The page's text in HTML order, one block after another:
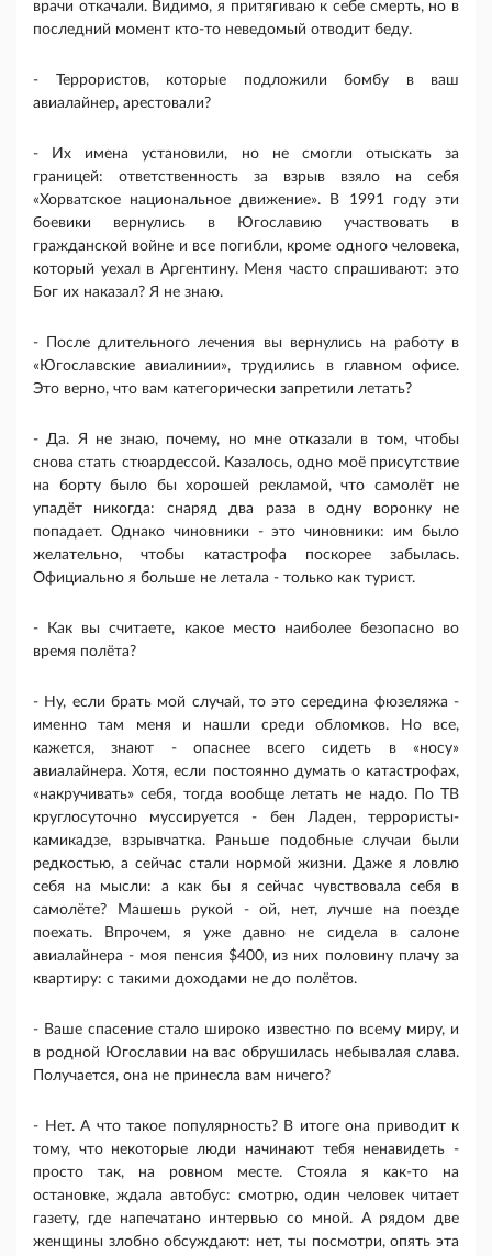
врачи откачали. Видимо, я притягиваю к себе смерть, но в
последний момент кто-то неведомый отводит беду.
- Террористов, которые подложили бомбу в ваш
авиалайнер, арестовали?
- Их имена установили, но не смогли отыскать за
границей: ответственность за взрыв взяло на себя
«Хорватское национальное движение». В 1991 году эти
боевики вернулись в Югославию участвовать в
гражданской войне и все погибли, кроме одного человека,
который уехал в Аргентину. Меня часто спрашивают: это
Бог их наказал? Я не знаю.
- После длительного лечения вы вернулись на работу в
«Югославские авиалинии», трудились в главном офисе.
Это верно, что вам категорически запретили летать?
- Да. Я не знаю, почему, но мне отказали в том, чтобы
снова стать стюардессой. Казалось, одно моё присутствие
на борту было бы хорошей рекламой, что самолёт не
упадёт никогда: снаряд два раза в одну воронку не
попадает. Однако чиновники - это чиновники: им было
желательно, чтобы катастрофа поскорее забылась.
Официально я больше не летала - только как турист.
- Как вы считаете, какое место наиболее безопасно во
время полёта?
- Ну, если брать мой случай, то это середина фюзеляжа -
именно там меня и нашли среди обломков. Но все,
кажется, знают - опаснее всего сидеть в «носу»
авиалайнера. Хотя, если постоянно думать о катастрофах,
«накручивать» себя, тогда вообще летать не надо. По ТВ
круглосуточно муссируется - бен Ладен, террористы-
камикадзе, взрывчатка. Раньше подобные случаи были
редкостью, а сейчас стали нормой жизни. Даже я ловлю
себя на мысли: а как бы я сейчас чувствовала себя в
самолёте? Машешь рукой - ой, нет, лучше на поезде
поехать. Впрочем, я уже давно не сидела в салоне
авиалайнера - моя пенсия $400, из них половину плачу за
квартиру: с такими доходами не до полётов.
- Ваше спасение стало широко известно по всему миру, и
в родной Югославии на вас обрушилась небывалая слава.
Получается, она не принесла вам ничего?
- Нет. А что такое популярность? В итоге она приводит к
тому, что некоторые люди начинают тебя ненавидеть -
просто так, на ровном месте. Стояла я как-то на
остановке, ждала автобус: смотрю, один человек читает
газету, где напечатано интервью со мной. А рядом две
женщины злобно обсуждают: нет, ты посмотри, опять эта